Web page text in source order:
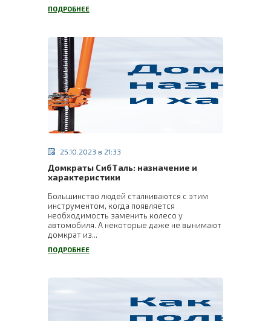
ПОДРОБНЕЕ
25.10.2023 в 21:33
Домкраты СибТаль: назначение и
характеристики
Большинство людей сталкиваются с этим
инструментом, когда появляется
необходимость заменить колесо у
автомобиля. А некоторые даже не вынимают
домкрат из...
ПОДРОБНЕЕ